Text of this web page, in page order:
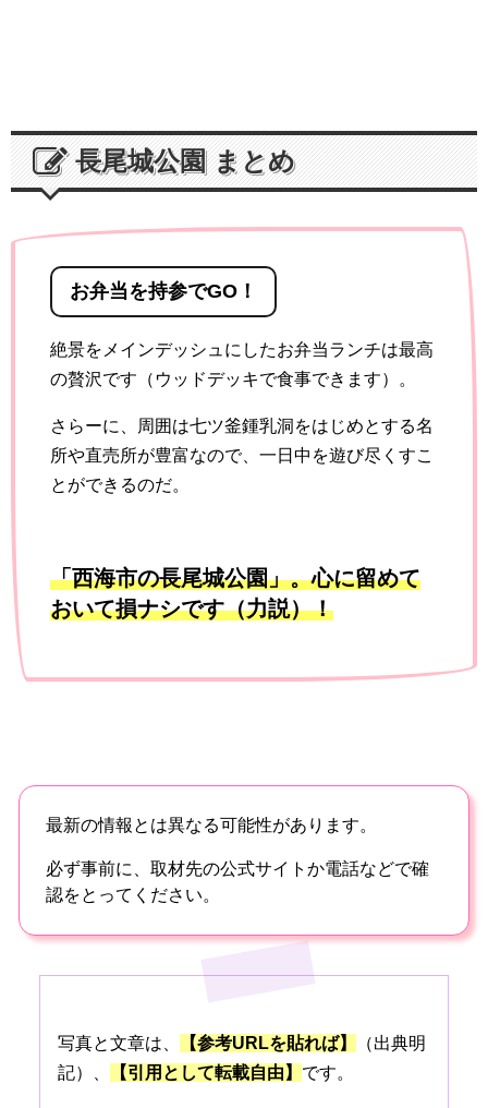
長尾城公園 まとめ
お弁当を持参でGO！
絶景をメインデッシュにしたお弁当ランチは最高
の贅沢です（ウッドデッキで食事できます）。
さらーに、周囲は七ツ釜鍾乳洞をはじめとする名
所や直売所が豊富なので、一日中を遊び尽くすこ
とができるのだ。
「西海市の長尾城公園」。心に留めて
おいて損ナシです（力説）！
最新の情報とは異なる可能性があります。
必ず事前に、取材先の公式サイトか電話などで確
認をとってください。
写真と文章は、 【参考URLを貼れば】
（出典明
記）、
【引用として転載自由】 です。